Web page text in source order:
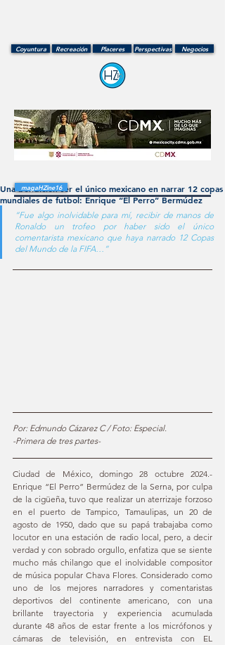
Coyuntura Recreación Placeres Negocios
Perspectivas
Una bendición ser el único mexicano en narrar 12 copas
mundiales de futbol: Enrique “El Perro” Bermúdez
“Fue algo inolvidable para mí, recibir de manos de
Ronaldo un trofeo por haber sido el único
comentarista mexicano que haya narrado 12 Copas
del Mundo de la FIFA…”
Por: Edmundo Cázarez C / Foto: Especial.
-Primera de tres partes-
Ciudad de México, domingo 28 octubre 2024.-
Enrique “El Perro” Bermúdez de la Serna, por culpa
de la cigüeña, tuvo que realizar un aterrizaje forzoso
en el puerto de Tampico, Tamaulipas, un 20 de
agosto de 1950, dado que su papá trabajaba como
locutor en una estación de radio local, pero, a decir
verdad y con sobrado orgullo, enfatiza que se siente
mucho más chilango que el inolvidable compositor
de música popular Chava Flores. Considerado como
uno de los mejores narradores y comentaristas
deportivos del continente americano, con una
brillante trayectoria y experiencia acumulada
durante 48 años de estar frente a los micrófonos y
cámaras de televisión, en entrevista con EL
magaHZine16